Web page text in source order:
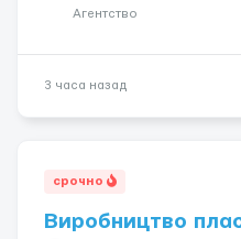
опалубки после за...
Агентство
3 часа назад
срочно
Виробництво